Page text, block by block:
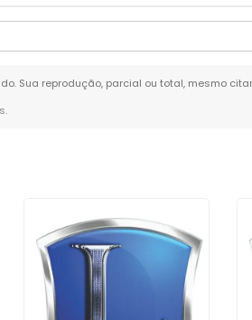
Sua reprodução, parcial ou total, mesmo
.